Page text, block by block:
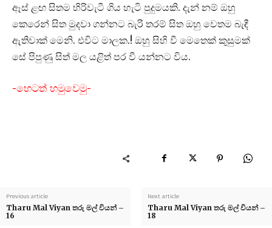
ඈස් ළඟ සිතම හිරිවැටී ගිය හැටි පුදුමයකි. දැන් නම් ඔහු
කෙරෙන් සිත මුදවා ගන්නට බැරි තරම් සිත ඔහු වෙතම බැඳී
ඇතිවාක් මෙනි. එවිට මාලක.! ඔහු සිහි වී මෙතෙක් කුසුමක්
සේ පිපුණු සිත් මල යළිත් පර වී යන්නට විය.
-හෙටත් හමුවෙමු-
Previous article
Tharu Mal Viyan තරු මල් වියන් –
16
Next article
Tharu Mal Viyan තරු මල් වියන් –
18